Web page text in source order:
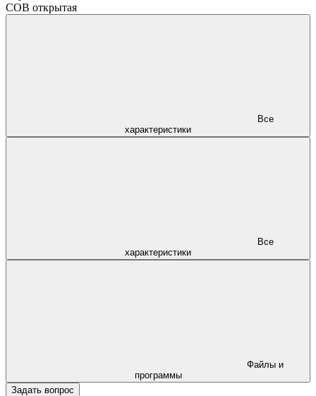
COB открытая
характеристики
характеристики
программы
Задать вопрос